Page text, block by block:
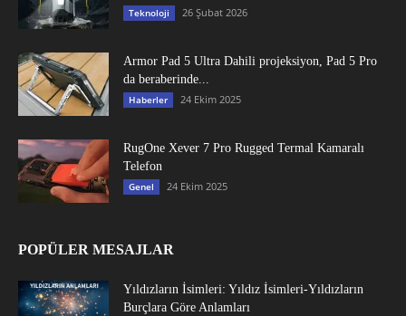
Teknoloji 26 Şubat 2026
Armor Pad 5 Ultra Dahili projeksiyon, Pad 5 Pro
da beraberinde...
Haberler 24 Ekim 2025
RugOne Xever 7 Pro Rugged Termal Kamaralı
Telefon
Genel 24 Ekim 2025
POPÜLER MESAJLAR
Yıldızların İsimleri: Yıldız İsimleri-Yıldızların
Burçlara Göre Anlamları